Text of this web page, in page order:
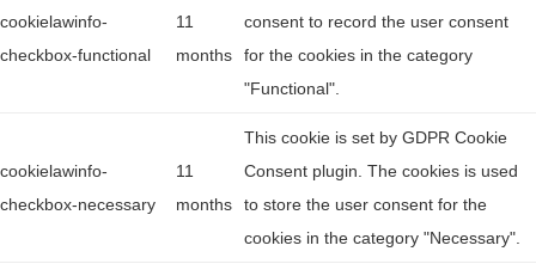
cookielawinfo-
checkbox-functional
11
months
consent to record the user consent
for the cookies in the category
"Functional".
cookielawinfo-
checkbox-necessary
11
months
This cookie is set by GDPR Cookie
Consent plugin. The cookies is used
to store the user consent for the
cookies in the category "Necessary".